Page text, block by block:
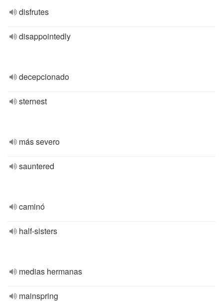
disfrutes
disappointedly
decepcionado
sternest
más severo
sauntered
caminó
half-sisters
medias hermanas
mainspring